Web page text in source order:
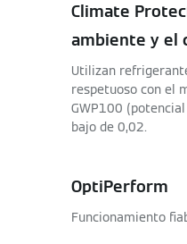
Climate
ambiente y el
Utilizan
respetuoso con el
GWP100
bajo de 0,02.
OptiPerform
Funcionamiento